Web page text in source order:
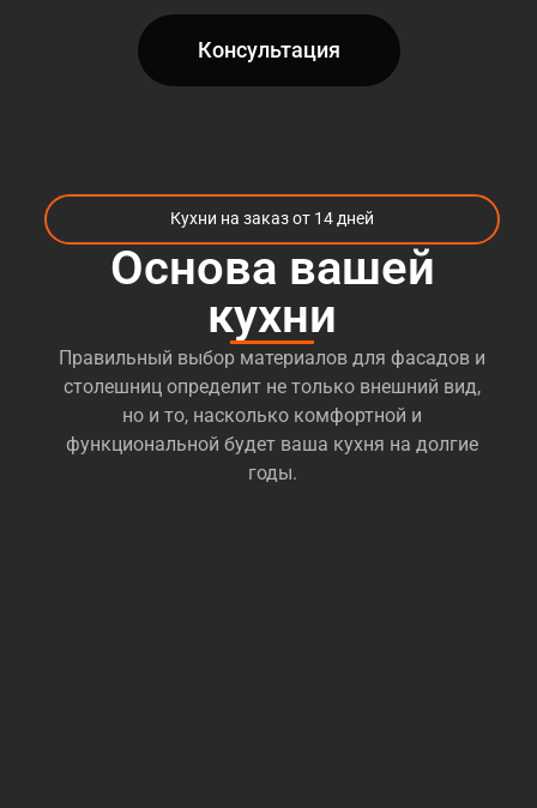
Консультация
Кухни на заказ от 14 дней
Основа вашей
кухни
Правильный выбор материалов для фасадов и
столешниц определит не только внешний вид,
но и то, насколько комфортной и
функциональной будет ваша кухня на долгие
годы.